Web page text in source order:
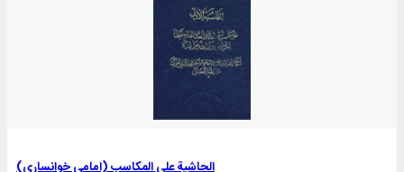
الحاشية علی المکاسب (امامی خوانساری)